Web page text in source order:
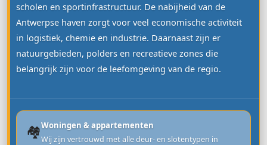
scholen en sportinfrastructuur. De nabijheid van de
Antwerpse haven zorgt voor veel economische activiteit
in logistiek, chemie en industrie. Daarnaast zijn er
natuurgebieden, polders en recreatieve zones die
belangrijk zijn voor de leefomgeving van de regio.
🏘️Woningen & appartementen
Wij zijn vertrouwd met alle deur- en slotentypen in